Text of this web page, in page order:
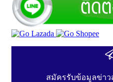
สมัครรับข้อมูลข่าว